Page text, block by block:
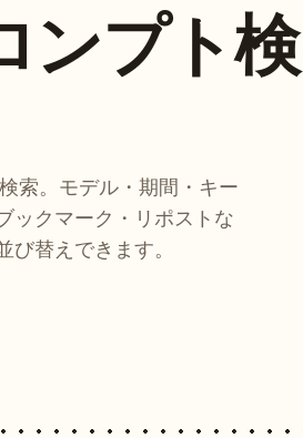
ンプト検
索。モデル・期間・キー
ックマーク・リポストな
び替えできます。